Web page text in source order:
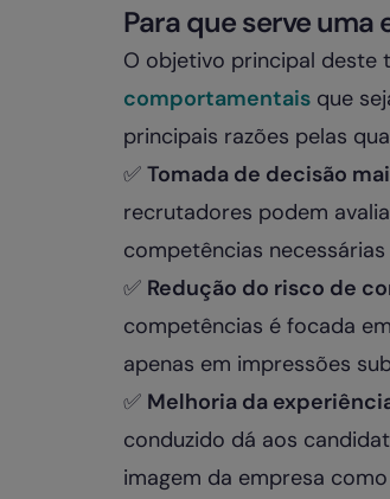
Para que serve
O objetivo principal deste
comportamentaisque
principais razões pelas
✅ Tomada de decisão
recrutadores podem
competências
✅ Redução do risco de
competências é focada
apenas em impressões
✅ Melhoria da
conduzido dá aos
imagem da empresa